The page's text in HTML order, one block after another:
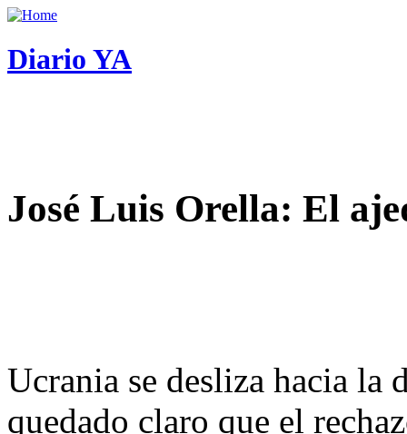
Diario YA
José Luis Orella: El
Ucrania se desliza hacia
quedado claro que el